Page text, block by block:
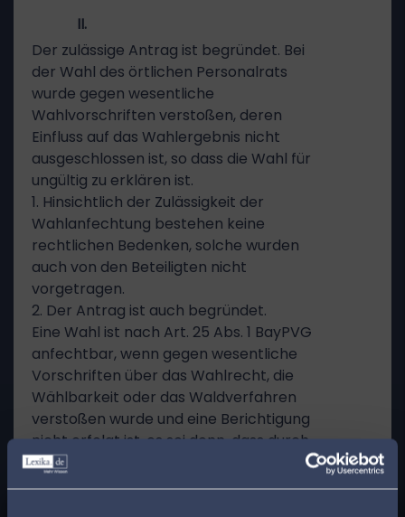
II.
Der zulässige Antrag ist begründet. Bei
der Wahl des örtlichen Personalrats
wurde gegen wesentliche
Wahlvorschriften verstoßen, deren
Einfluss auf das Wahlergebnis nicht
ausgeschlossen ist, so dass die Wahl für
ungültig zu erklären ist.
1. Hinsichtlich der Zulässigkeit der
Wahlanfechtung bestehen keine
rechtlichen Bedenken, solche wurden
auch von den Beteiligten nicht
vorgetragen.
2. Der Antrag ist auch begründet.
Eine Wahl ist nach Art. 25 Abs. 1 BayPVG
anfechtbar, wenn gegen wesentliche
Vorschriften über das Wahlrecht, die
Wählbarkeit oder das Waldverfahren
verstoßen wurde und eine Berichtigung
nicht erfolgt ist, es sei denn, dass durch
den Verstoß das Wahlergebnis nicht
geändert oder beeinflusst werden